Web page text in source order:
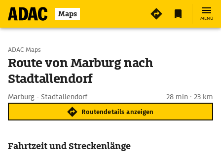
Maps MENÜ
Start wählen
Ziel eingeben
ADAC Maps
Route von Marburg nach
Stadtallendorf
Marburg - Stadtallendorf 28 min · 23 km
Routendetails anzeigen
Fahrtzeit und Streckenlänge